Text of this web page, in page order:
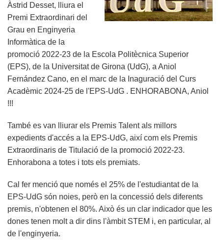
i
Virgili
Àstrid Desset, lliura el
Premi Extraordinari del
Grau en Enginyeria
Informàtica de la
promoció 2022-23 de la Escola Politècnica Superior
(EPS), de la Universitat de Girona (UdG), a Aniol
Fernández Cano, en el marc de la Inaguració del Curs
Acadèmic 2024-25 de l'EPS-UdG . ENHORABONA, Aniol
!!!
També es van lliurar els Premis Talent als millors
expedients d'accés a la EPS-UdG, així com els Premis
Extraordinaris de Titulació de la promoció 2022-23.
Enhorabona a totes i tots els premiats.
Cal fer menció que només el 25% de l'estudiantat de la
EPS-UdG són noies, però en la concessió dels diferents
premis, n'obtenen el 80%. Això és un clar indicador que les
dones tenen molt a dir dins l'àmbit STEM i, en particular, al
de l'enginyeria.